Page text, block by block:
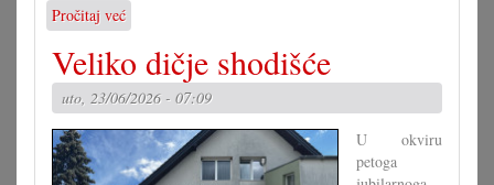
Pročitaj već
Rože
i
druge
kraljice
vrta
Veliko dičje shodišće
uto, 23/06/2026 - 07:09
U okviru
petoga